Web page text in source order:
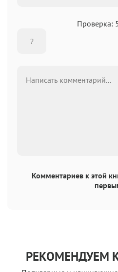
Проверка:
Комментариев к этой
РЕКОМЕНДУЕМ